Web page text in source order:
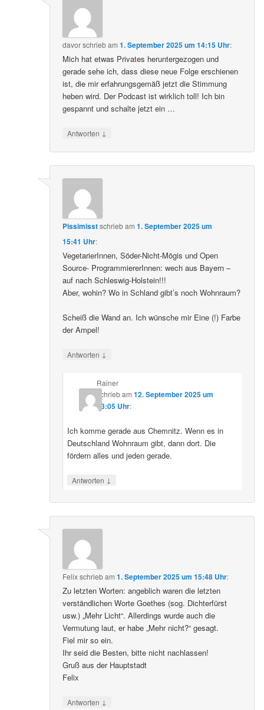
davorschriebam1. September 2025 um 14:15 Uhr:
Mich hat etwas Privates heruntergezogen und
gerade sehe ich, dass diese neue Folge erschienen
ist, die mir erfahrungsgemäß jetzt die Stimmung
heben wird. Der Podcast ist wirklich toll! Ich bin
gespannt und schalte jetzt ein …
Antworten ↓
Pissimisstschriebam1. September 2025 um
15:41 Uhr:
VegetarierInnen, Söder-Nicht-Mögis und Open
Source- ProgrammiererInnen: wech aus Bayern –
auf nach Schleswig-Holstein!!!
Aber, wohin? Wo in Schland gibt’s noch Wohnraum?
Scheiß die Wand an. Ich wünsche mir Eine (!) Farbe
der Ampel!
Antworten ↓
Rainer
schriebam 12. September 2025 um
23:05 Uhr:
Ich komme gerade aus Chemnitz. Wenn es in
Deutschland Wohnraum gibt, dann dort. Die
fördern alles und jeden gerade.
Antworten ↓
Felixschriebam1. September 2025 um 15:48 Uhr:
Zu letzten Worten: angeblich waren die letzten
verständlichen Worte Goethes (sog. Dichterfürst
usw.) „Mehr Licht“. Allerdings wurde auch die
Vermutung laut, er habe „Mehr nicht?“ gesagt.
Fiel mir so ein.
Ihr seid die Besten, bitte nicht nachlassen!
Gruß aus der Hauptstadt
Felix
Antworten ↓